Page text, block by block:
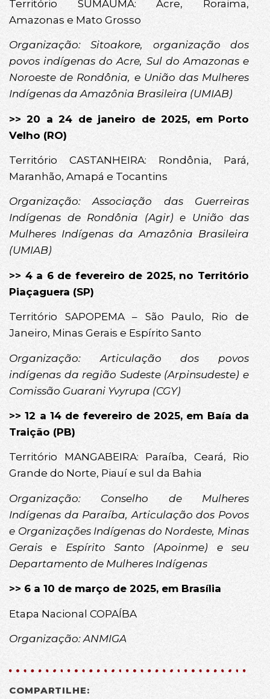
Território SUMAÚMA: Acre, Roraima,
Amazonas e Mato Grosso
Organização: Sitoakore, organização dos
povos indígenas do Acre, Sul do Amazonas e
Noroeste de Rondônia, e União das Mulheres
Indígenas da Amazônia Brasileira (UMIAB)
>> 20 a 24 de janeiro de 2025, em Porto
Velho (RO)
Território CASTANHEIRA: Rondônia, Pará,
Maranhão, Amapá e Tocantins
Organização: Associação das Guerreiras
Indígenas de Rondônia (Agir) e União das
Mulheres Indígenas da Amazônia Brasileira
(UMIAB)
>> 4 a 6 de fevereiro de 2025, no Território
Piaçaguera (SP)
Território SAPOPEMA – São Paulo, Rio de
Janeiro, Minas Gerais e Espírito Santo
Organização: Articulação dos povos
indígenas da região Sudeste (Arpinsudeste) e
Comissão Guarani Yvyrupa (CGY)
>> 12 a 14 de fevereiro de 2025, em Baía da
Traição (PB)
Território MANGABEIRA: Paraíba, Ceará, Rio
Grande do Norte, Piauí e sul da Bahia
Organização: Conselho de Mulheres
Indígenas da Paraíba, Articulação dos Povos
e Organizações Indígenas do Nordeste, Minas
Gerais e Espírito Santo (Apoinme) e seu
Departamento de Mulheres Indígenas
>> 6 a 10 de março de 2025, em Brasília
Etapa Nacional COPAÍBA
Organização: ANMIGA
COMPARTILHE: